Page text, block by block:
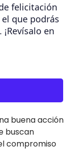
felicitación
que podrás
en
buena acción
buscan
compromiso